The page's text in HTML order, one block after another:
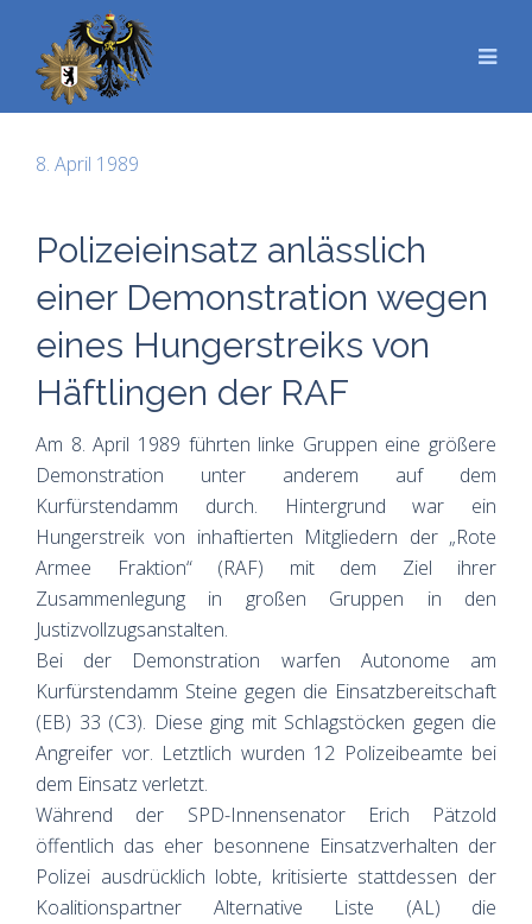
8. April 1989
Polizeieinsatz anlässlich
einer Demonstration wegen
eines Hungerstreiks von
Häftlingen der RAF
Am 8. April 1989 führten linke Gruppen eine größere
Demonstration unter anderem auf dem
Kurfürstendamm durch. Hintergrund war ein
Hungerstreik von inhaftierten Mitgliedern der „Rote
Armee Fraktion“ (RAF) mit dem Ziel ihrer
Zusammenlegung in großen Gruppen in den
Justizvollzugsanstalten.
Bei der Demonstration warfen Autonome am
Kurfürstendamm Steine gegen die Einsatzbereitschaft
(EB) 33 (C3). Diese ging mit Schlagstöcken gegen die
Angreifer vor. Letztlich wurden 12 Polizeibeamte bei
dem Einsatz verletzt.
Während der SPD-Innensenator Erich Pätzold
öffentlich das eher besonnene Einsatzverhalten der
Polizei ausdrücklich lobte, kritisierte stattdessen der
Koalitionspartner Alternative Liste (AL) die